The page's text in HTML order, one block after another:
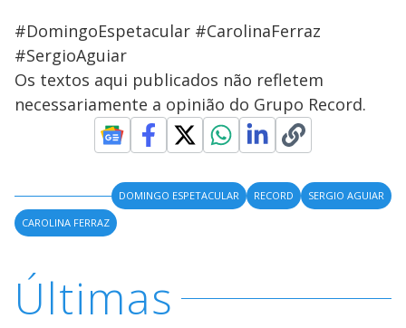
#DomingoEspetacular #CarolinaFerraz
#SergioAguiar
Os textos aqui publicados não refletem
necessariamente a opinião do Grupo Record.
DOMINGO ESPETACULAR RECORD
SERGIO AGUIAR
CAROLINA FERRAZ
Últimas